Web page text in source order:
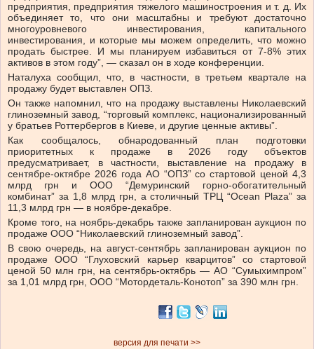
предприятия, предприятия тяжелого машиностроения и т. д. Их
объединяет то, что они масштабны и требуют достаточно
многоуровневого инвестирования, капитального
инвестирования, и которые мы можем определить, что можно
продать быстрее. И мы планируем избавиться от 7-8% этих
активов в этом году”, — сказал он в ходе конференции.
Наталуха сообщил, что, в частности, в третьем квартале на
продажу будет выставлен ОПЗ.
Он также напомнил, что на продажу выставлены Николаевский
глиноземный завод, “торговый комплекс, национализированный
у братьев Роттербергов в Киеве, и другие ценные активы”.
Как сообщалось, обнародованный план подготовки
приоритетных к продаже в 2026 году объектов
предусматривает, в частности, выставление на продажу в
сентябре-октябре 2026 года АО “ОПЗ” со стартовой ценой 4,3
млрд грн и ООО “Демуринский горно-обогатительный
комбинат” за 1,8 млрд грн, а столичный ТРЦ “Ocean Plaza” за
11,3 млрд грн — в ноябре-декабре.
Кроме того, на ноябрь-декабрь также запланирован аукцион по
продаже ООО “Николаевский глиноземный завод”.
В свою очередь, на август-сентябрь запланирован аукцион по
продаже ООО “Глуховский карьер кварцитов” со стартовой
ценой 50 млн грн, на сентябрь-октябрь — АО “Сумыхимпром”
за 1,01 млрд грн, ООО “Мотордеталь-Конотоп” за 390 млн грн.
версия для печати >>